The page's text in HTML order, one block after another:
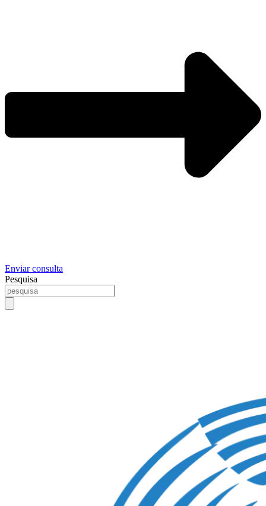
Enviar consulta
Pesquisa